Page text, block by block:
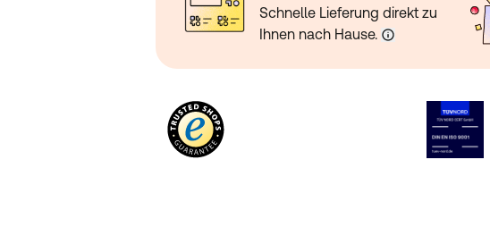
Schnelle Lieferung direkt zu
Ihnen nach Hause.